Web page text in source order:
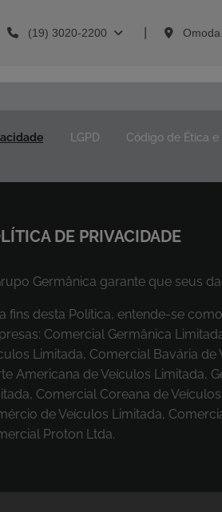
(19) 3020-2200
LGPD
Código de Ética e
DE PRIVACIDADE
Germânica garante que seus
fins desta Política, entende-se
Comercial Germânica
Limitada, Comercial Bavária
Americana de Veículos Limitada,
Comercial Coreana de
de Veículos Limitada,
Proton Ltda.